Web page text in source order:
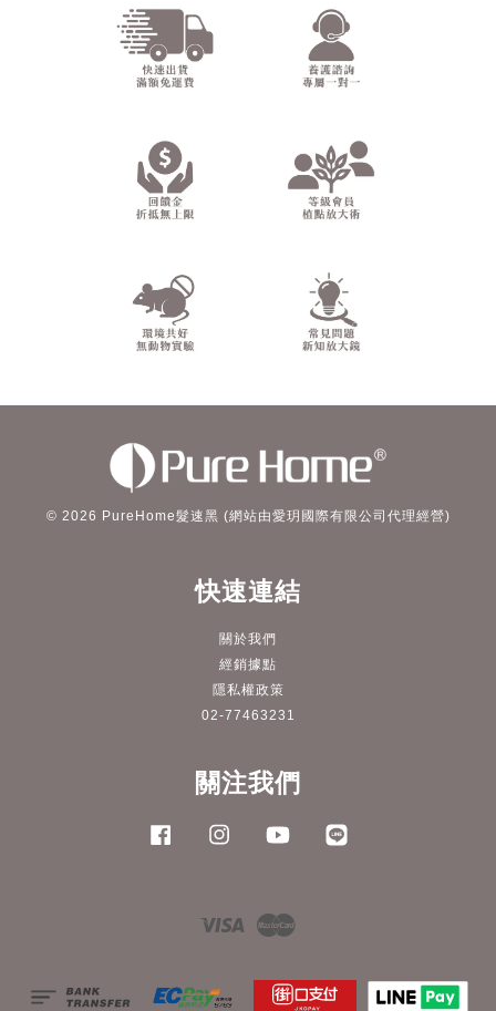
© 2026 PureHome髮速黑 (網站由愛玥國際有限公司代理經營)
快速連結
關於我們
經銷據點
隱私權政策
02-77463231
關注我們
Facebook Instagram YouTube
Visa